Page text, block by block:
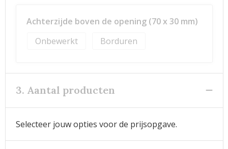
Achterzijde boven de opening (70 x 30 mm)
Onbewerkt
Borduren
3. Aantal producten
Selecteer jouw opties voor de prijsopgave.